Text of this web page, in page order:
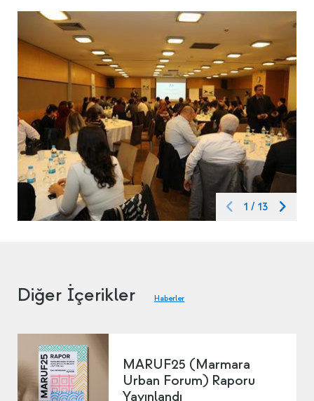
1 / 13
Diğer İçerikler Haberler
MARUF25 (Marmara
Urban Forum) Raporu
Yayınlandı